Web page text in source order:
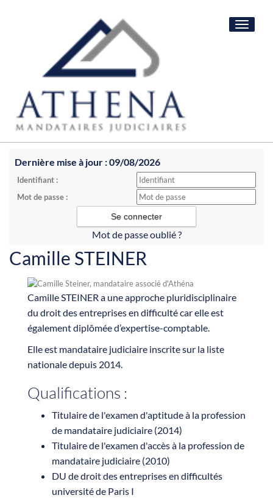
Toggle
Dernière mise à jour : 09/08/2026
Identifiant :
Mot de passe :
Mot de passe oublié ?
Camille STEINER
Camille STEINER a une approche pluridisciplinaire
du droit des entreprises en difficulté car elle est
également diplômée d’expertise-comptable.
Elle est mandataire judiciaire inscrite sur la liste
nationale depuis 2014.
Qualifications :
Titulaire de l'examen d'aptitude à la profession
de mandataire judiciaire (2014)
Titulaire de l'examen d'accès à la profession de
mandataire judiciaire (2010)
DU de droit des entreprises en difficultés
université de Paris I